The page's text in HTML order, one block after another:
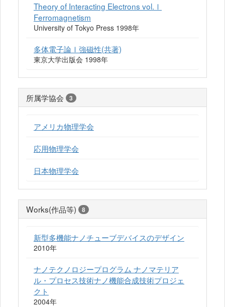
Theory of Interacting Electrons vol.Ⅰ
Ferromagnetism
University of Tokyo Press 1998年
多体電子論Ⅰ強磁性(共著)
東京大学出版会 1998年
所属学協会 3
アメリカ物理学会
応用物理学会
日本物理学会
Works(作品等) 8
新型多機能ナノチューブデバイスのデザイン
2010年
ナノテクノロジープログラム ナノマテリア
ル・プロセス技術ナノ機能合成技術プロジェ
クト
2004年